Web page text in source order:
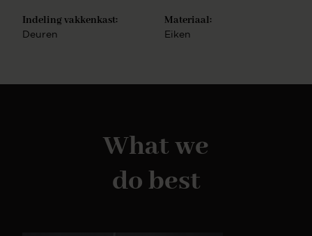
meubelen, sidetables en cinewalls. Deze zijn ook
geheel naar wens zelf samen te stellen. Combineer
Indeling vakkenkast:
Deuren
Materiaal:
Eiken
What we
do best